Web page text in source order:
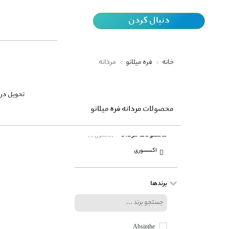
دنبال کردن
تحویل در
خانه فره میلانو مردانه
محصولات مردانه فره میلانو
(1 محصول) محصولات مردانه
اکسسوری
برندها